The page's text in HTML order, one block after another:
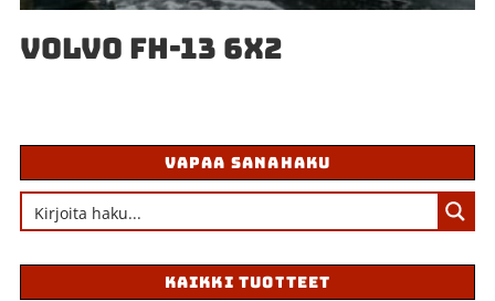
VOLVO FH-13 6X2
VAPAA SANAHAKU
KAIKKI TUOTTEET